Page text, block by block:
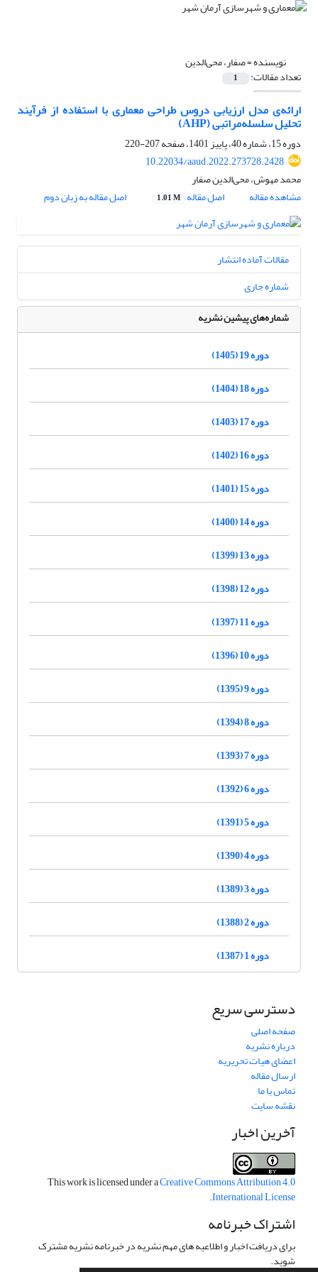
نویسنده =صفار، محی‌الدین
تعداد مقالات: 1
ارائه‌‌ی مدل ارزیابی دروس طراحی معماری با استفاده از فرآیند
تحلیل سلسله‌مراتبی (AHP)
دوره 15، شماره 40، پاییز 1401، صفحه
207-220
10.22034/aaud.2022.273728.2428
محمد مهوش، محی‌الدین صفار
مشاهده مقاله
اصل مقاله 1.01 M اصل مقاله به زبان دوم
مقالات آماده انتشار
شماره جاری
شماره‌های پیشین نشریه
دوره 19 (1405)
دوره 18 (1404)
دوره 17 (1403)
دوره 16 (1402)
دوره 15 (1401)
دوره 14 (1400)
دوره 13 (1399)
دوره 12 (1398)
دوره 11 (1397)
دوره 10 (1396)
دوره 9 (1395)
دوره 8 (1394)
دوره 7 (1393)
دوره 6 (1392)
دوره 5 (1391)
دوره 4 (1390)
دوره 3 (1389)
دوره 2 (1388)
دوره 1 (1387)
دسترسی سریع
صفحه اصلی
درباره نشریه
اعضای هیات تحریریه
ارسال مقاله
تماس با ما
نقشه سایت
آخرین اخبار
This work is licensed under aCreative Commons Attribution 4.0
International License
.
اشتراک خبرنامه
برای دریافت اخبار و اطلاعیه های مهم نشریه در خبرنامه نشریه مشترک
شوید.